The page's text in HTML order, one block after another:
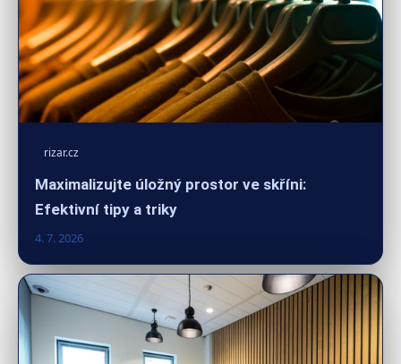
rizar.cz
Maximalizujte úložný prostor ve skříni:
Efektivní tipy a triky
4. 7. 2026